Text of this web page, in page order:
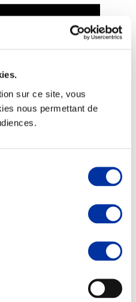
sur ce site, vous
nous permettant de
élevages
sols